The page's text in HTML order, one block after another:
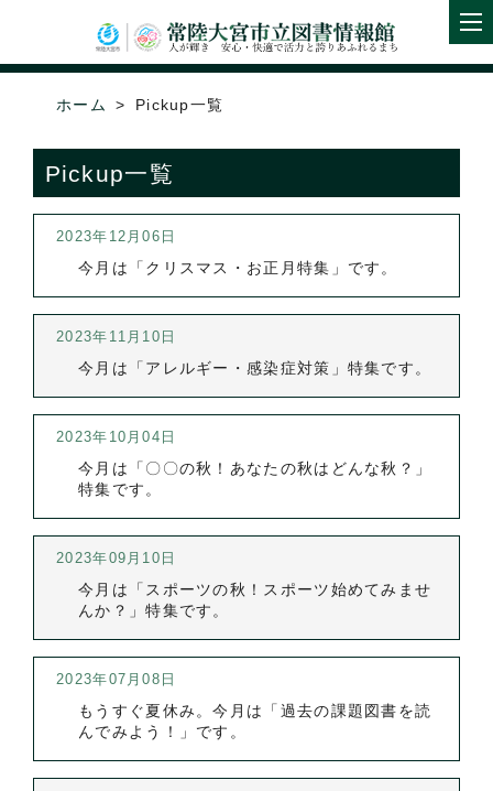
ホーム Pickup一覧
Pickup一覧
2023年12月06日
今月は「クリスマス・お正月特集」です。
2023年11月10日
今月は「アレルギー・感染症対策」特集です。
2023年10月04日
今月は「〇〇の秋！あなたの秋はどんな秋？」
特集です。
2023年09月10日
今月は「スポーツの秋！スポーツ始めてみませ
んか？」特集です。
2023年07月08日
もうすぐ夏休み。今月は「過去の課題図書を読
んでみよう！」です。